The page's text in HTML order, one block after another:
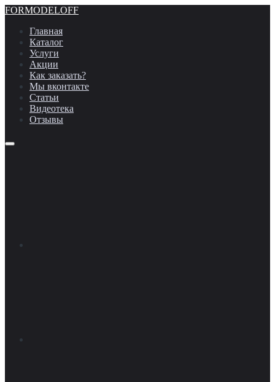
FORMODELOFF
Главная
Каталог
Услуги
Акции
Как заказать?
Мы вконтакте
Статьи
Видеотека
Отзывы